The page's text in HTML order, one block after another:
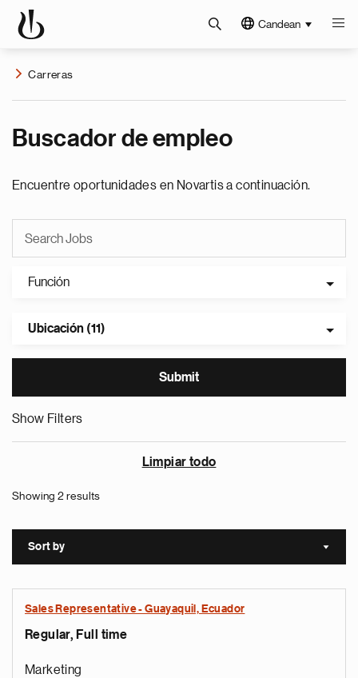
Candean
Carreras
Buscador de empleo
Encuentre oportunidades en Novartis a continuación.
Función
Ubicación (11)
Show Filters
Limpiar todo
Showing 2 results
Sort by Sort
Sales Representative - Guayaquil, Ecuador
Regular, Full time
Marketing